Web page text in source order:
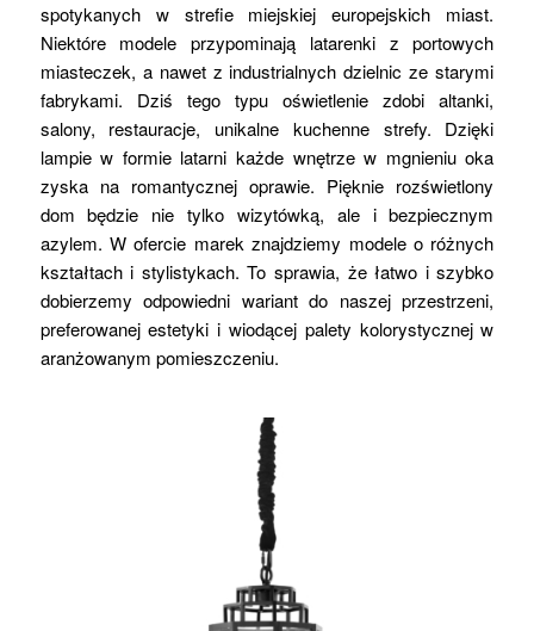
spotykanych w strefie miejskiej europejskich miast.
Niektóre modele przypominają latarenki z portowych
miasteczek, a nawet z industrialnych dzielnic ze starymi
fabrykami. Dziś tego typu oświetlenie zdobi altanki,
salony, restauracje, unikalne kuchenne strefy. Dzięki
lampie w formie latarni każde wnętrze w mgnieniu oka
zyska na romantycznej oprawie. Pięknie rozświetlony
dom będzie nie tylko wizytówką, ale i bezpiecznym
azylem. W ofercie marek znajdziemy modele o różnych
kształtach i stylistykach. To sprawia, że łatwo i szybko
dobierzemy odpowiedni wariant do naszej przestrzeni,
preferowanej estetyki i wiodącej palety kolorystycznej w
aranżowanym pomieszczeniu.